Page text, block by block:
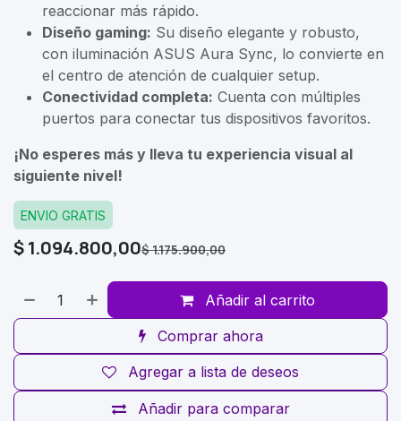
reaccionar más rápido.
Diseño gaming: Su diseño elegante y robusto,
con iluminación ASUS Aura Sync, lo convierte en
el centro de atención de cualquier setup.
Conectividad completa: Cuenta con múltiples
puertos para conectar tus dispositivos favoritos.
¡No esperes más y lleva tu experiencia visual al
siguiente nivel!
ENVIO GRATIS
$1.094.800,00$1.175.900,00
Añadir al carrito
Comprar ahora
Añadir para comparar
Agregar a lista de deseos